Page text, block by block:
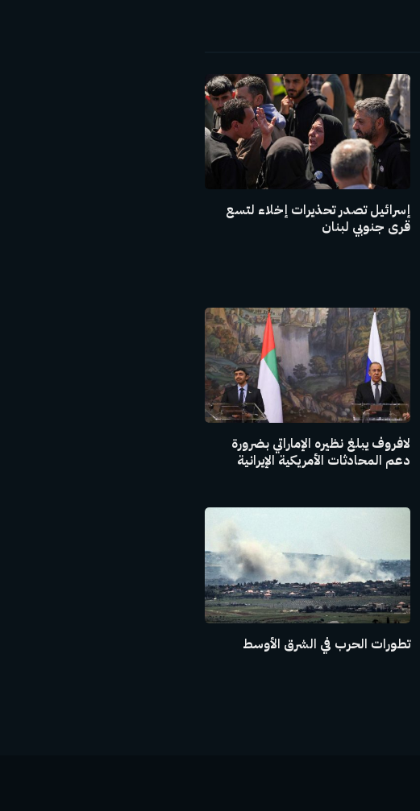
إسرائيل تصدر تحذيرات إخلاء لتسع
قرى جنوبي لبنان
لافروف يبلغ نظيره الإماراتي بضرورة
دعم المحادثات الأمريكية الإيرانية
تطورات الحرب في الشرق الأوسط